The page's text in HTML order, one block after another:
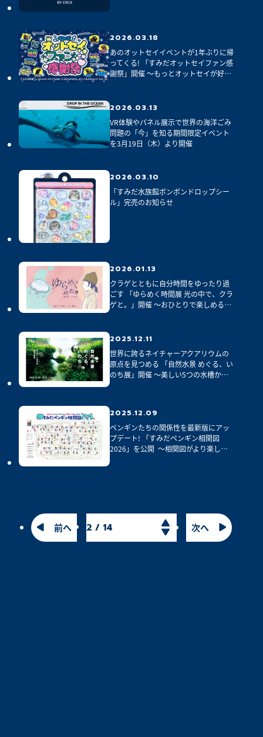
2026.03.18
あのオットセイイベントが1年ぶりに帰
ってくる! 「すみだオットセイファン感
謝祭」開催 ～もっとオットセイが好き
2026.03.13
VR体験やパネル展示で世界の海洋ごみ
問題の「今」を知る期間限定イベント
を3月19日（木）より開催
2026.03.10
「すみだ水族館ボンボンドロップシー
ル」完売のお知らせ
2026.01.13
クラゲとともに自分時間をゆったり過
ごす 「ゆらめく時間展 光の中で、クラ
ゲと。」開催 ～おひとりで楽しめる展
2025.12.11
世界に誇るネイチャーアクアリウムの
原点を見つめる 「自然水景 めぐる、い
のち展」開催 ～美しい5つの水槽から
2025.12.09
ペンギンたちの関係性を最新版にアッ
プデート! 「すみだペンギン相関図
2026」を公開  ～相関図がより楽しめ
前へ 次へ